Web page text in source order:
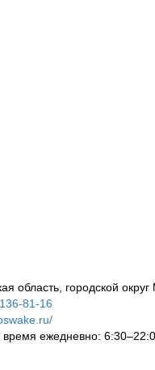
область, городской
81-16
время ежедневно: